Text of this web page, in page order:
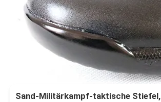
Sand-Militärkampf-taktische